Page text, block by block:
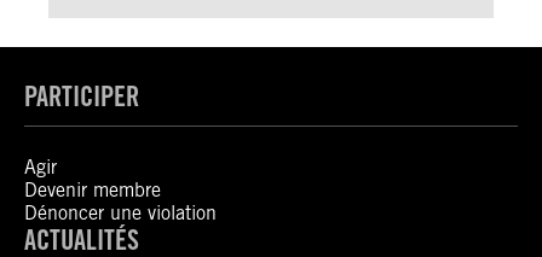
PARTICIPER
Agir
Devenir membre
Dénoncer une violation
ACTUALITÉS